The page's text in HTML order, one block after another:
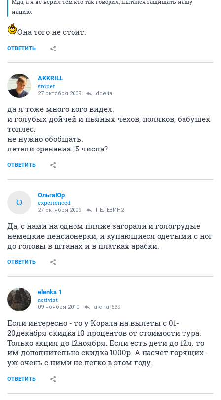
Мда, а я не верил тем кто так говорил, пытался защищать нашу
нацию.
Она того не стоит.
ОТВЕТИТЬ
AKKRILL
sniper
27 октября 2009 ddelta
да я тоже много кого видел.
и голубых дойчей и пьяных чехов, поляков, бабушек
топлес.
не нужно обобщать.
летели оренавиа 15 числа?
ОТВЕТИТЬ
О
ОльгаЮр
experienced
27 октября 2009 ПЕЛЕВИН2
Да, с нами на одном пляже загорали и гологрудые
немецкие пенсионерки, и купающиеся одетыми с ног
до головы в штанах и в платках арабки.
ОТВЕТИТЬ
elenka 1
activist
09 ноября 2010 alena_639
Если интересно - то у Корала на вылеты с 01-
20декабря скидка 10 процентов от стоимости тура.
Только акция до 12ноября. Если есть дети до 12л. то
им дополнительно скидка 1000р. А насчет горящих -
уж очень с ними не легко в этом году.
ОТВЕТИТЬ